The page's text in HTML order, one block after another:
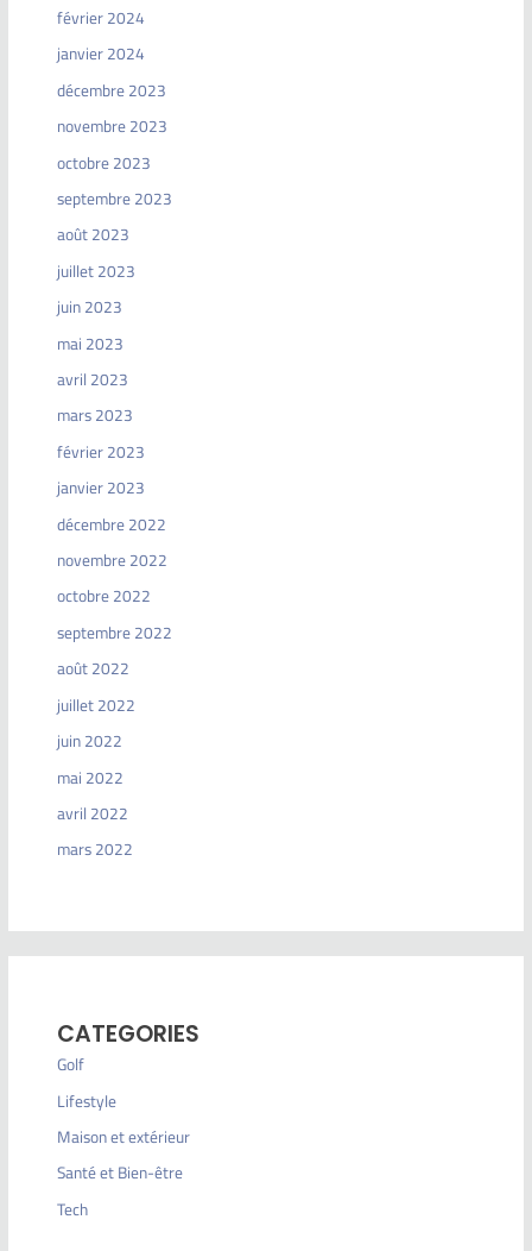
février 2024
janvier 2024
décembre 2023
novembre 2023
octobre 2023
septembre 2023
août 2023
juillet 2023
juin 2023
mai 2023
avril 2023
mars 2023
février 2023
janvier 2023
décembre 2022
novembre 2022
octobre 2022
septembre 2022
août 2022
juillet 2022
juin 2022
mai 2022
avril 2022
mars 2022
CATEGORIES
Golf
Lifestyle
Maison et extérieur
Santé et Bien-être
Tech